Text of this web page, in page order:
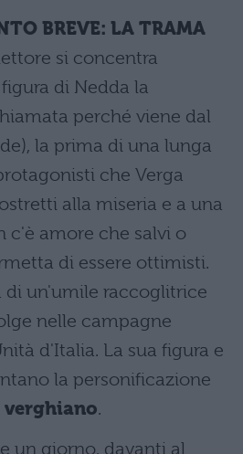
BREVE: LA TRAMA
si concentra
di Nedda la
perché viene dal
la prima di una lunga
che Verga
alla miseria e a una
c'è amore che salvi o
di essere ottimisti.
di un'umile raccoglitrice
nelle campagne
d'Italia. La sua figura e
la personificazione
verghiano.
un giorno, davanti al